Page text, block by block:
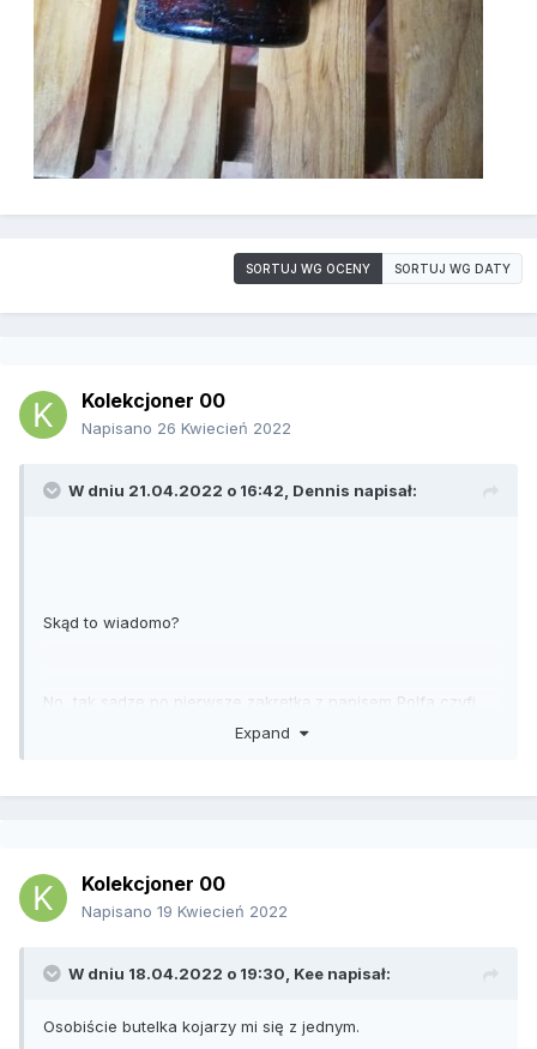
SORTUJ WG OCENY SORTUJ WG DATY
Kolekcjoner 00
Napisano 26 Kwiecień 2022
W dniu 21.04.2022 o 16:42, Dennis napisał:
Skąd to wiadomo?
No tak sądzę po pierwsze zakrętką z napisem Polfa czyfi
firma powojenna, po drugie gwint, na szerszą skalę przed
Expand
Kolekcjoner 00
Napisano 19 Kwiecień 2022
W dniu 18.04.2022 o 19:30, Kee napisał:
Osobiście butelka kojarzy mi się z jednym.